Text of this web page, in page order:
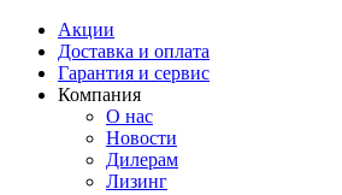
Акции
Доставка и оплата
Гарантия и сервис
Компания
О нас
Новости
Дилерам
Лизинг